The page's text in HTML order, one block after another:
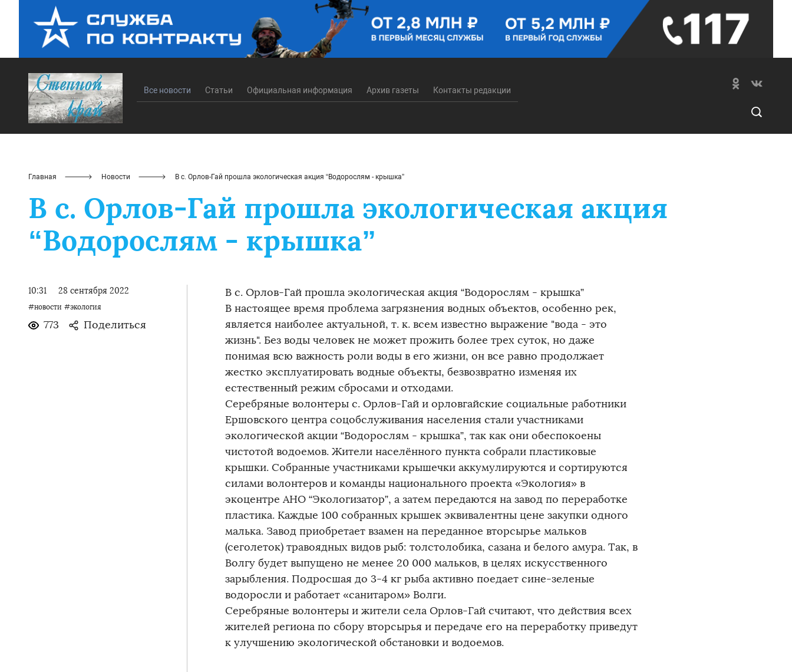
Все новости Статьи Официальная информация Архив газеты Контакты редакции
Главная Новости В с. Орлов-Гай прошла экологическая акция “Водорослям - крышка”
В с. Орлов-Гай прошла экологическая акция
“Водорослям - крышка”
10:31 28 сентября 2022
#новости #экология
773 Поделиться
В с. Орлов-Гай прошла экологическая акция “Водорослям - крышка”
В настоящее время проблема загрязнения водных объектов, особенно рек,
является наиболее актуальной, т. к. всем известно выражение "вода - это
жизнь". Без воды человек не может прожить более трех суток, но даже
понимая всю важность роли воды в его жизни, он все равно продолжает
жестко эксплуатировать водные объекты, безвозвратно изменяя их
естественный режим сбросами и отходами.
Серебряные волонтеры с. Орлов-Гай и орловгайские социальные работники
Ершовского центра соцобслуживания населения стали участниками
экологической акции “Водорослям - крышка”, так как они обеспокоены
чистотой водоемов. Жители населённого пункта собрали пластиковые
крышки. Собранные участниками крышечки аккумулируются и сортируются
силами волонтеров и команды национального проекта «Экология» в
экоцентре АНО “Экологизатор”, а затем передаются на завод по переработке
пластика. Каждые 100 собранных крышек эквивалентны цене закупки одного
малька. Завод приобретает взамен на переданное вторсырье мальков
(сеголеток) травоядных видов рыб: толстолобика, сазана и белого амура. Так, в
Волгу будет выпущено не менее 20 000 мальков, в целях искусственного
зарыбления. Подросшая до 3-4 кг рыба активно поедает сине-зеленые
водоросли и работает «санитаром» Волги.
Серебряные волонтеры и жители села Орлов-Гай считают, что действия всех
жителей региона по сбору вторсырья и передаче его на переработку приведут
к улучшению экологической обстановки и водоемов.